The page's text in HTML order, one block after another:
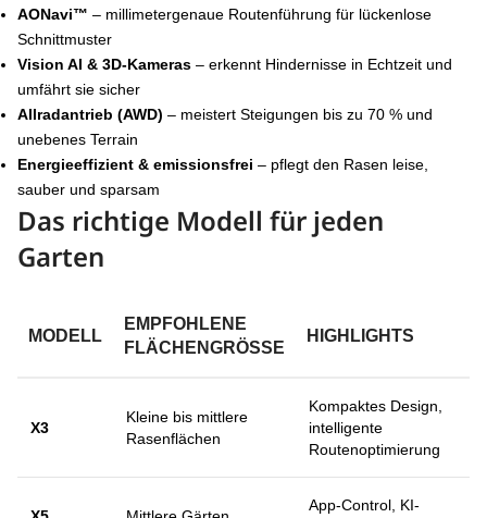
AONavi™ – millimetergenaue Routenführung für lückenlose
Schnittmuster
Vision AI & 3D-Kameras – erkennt Hindernisse in Echtzeit und
umfährt sie sicher
Allradantrieb (AWD) – meistert Steigungen bis zu 70 % und
unebenes Terrain
Energieeffizient & emissionsfrei – pflegt den Rasen leise,
sauber und sparsam
Das richtige Modell für jeden
Garten
MODELL
EMPFOHLENE
FLÄCHENGRÖSSE
HIGHLIGHTS
X3
Kleine bis mittlere
Rasenflächen
Kompaktes Design,
intelligente
Routenoptimierung
App-Control, KI-